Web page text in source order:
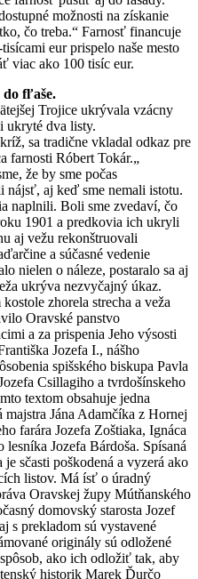
možnosti na získanie
čo treba.“ Farnosť financuje
eur prispelo naše mesto
viac ako 100 tisíc eur.
fľaše.
Trojice ukrývala vzácny
ukryté dva listy.
sa tradične vkladal odkaz pre
farnosti Róbert Tokár.„
že by sme počas
nájsť, aj keď sme nemali istotu.
naplnili. Boli sme zvedaví, čo
1901 a predkovia ich ukryli
aj vežu rekonštruovali
a súčasné vedenie
nielen o náleze, postaralo sa aj
ukrýva nezvyčajný úkaz.
zhorela strecha a veža
Oravské panstvo
a za prispenia Jeho výsosti
Jozefa I., nášho
spišského biskupa Pavla
Csillagiho a tvrdošínskeho
textom obsahuje jedna
Jána Adamčíka z Hornej
farára Jozefa Zoštiaka, Ignáca
Jozefa Bárdoša. Spísaná
sčasti poškodená a vyzerá ako
listov. Má ísť o úradný
Oravskej župy Mútňanského
domovský starosta Jozef
s prekladom sú vystavené
originály sú odložené
ako ich odložiť tak, aby
historik Marek Ďurčo